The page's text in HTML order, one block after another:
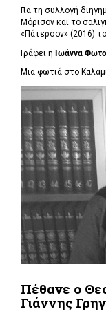
Για τη συλλογή
Μόρισον και το
«Πάτερσον» (2016)
Γράφει η Ιωάννα
Μια φωτιά στο
Πέθανε ο
Γιάννης